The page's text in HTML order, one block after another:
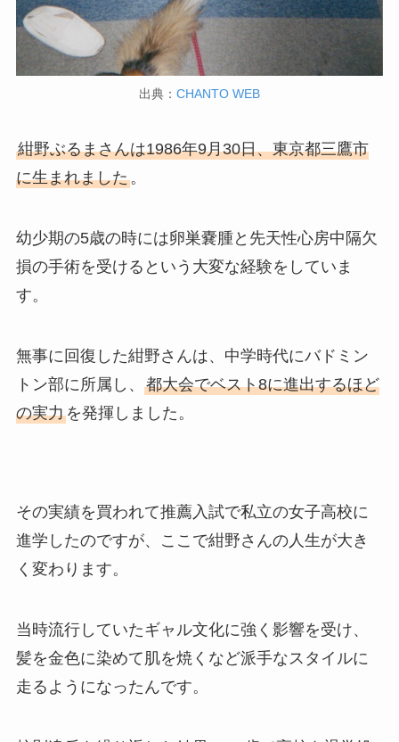
出典： CHANTO WEB
紺野ぶるまさんは1986年9月30日、東京都三鷹市
に生まれました。
幼少期の5歳の時には卵巣嚢腫と先天性心房中隔欠
損の手術を受けるという大変な経験をしていま
す。
無事に回復した紺野さんは、中学時代にバドミン
トン部に所属し、 都大会でベスト8に進出するほど
の実力を発揮しました。
その実績を買われて推薦入試で私立の女子高校に
進学したのですが、ここで紺野さんの人生が大き
く変わります。
当時流行していたギャル文化に強く影響を受け、
髪を金色に染めて肌を焼くなど派手なスタイルに
走るようになったんです。